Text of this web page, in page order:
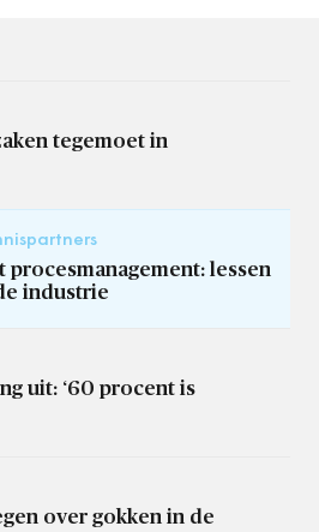
tegemoet in
procesmanagement: lessen
industrie
uit: ‘60 procent is
over gokken in de